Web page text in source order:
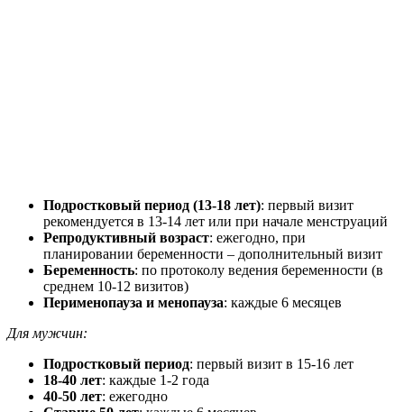
Подростковый период (13-18 лет): первый визит
рекомендуется в 13-14 лет или при начале менструаций
Репродуктивный возраст: ежегодно, при
планировании беременности – дополнительный визит
Беременность: по протоколу ведения беременности (в
среднем 10-12 визитов)
Перименопауза и менопауза: каждые 6 месяцев
Для мужчин:
Подростковый период: первый визит в 15-16 лет
18-40 лет: каждые 1-2 года
40-50 лет: ежегодно